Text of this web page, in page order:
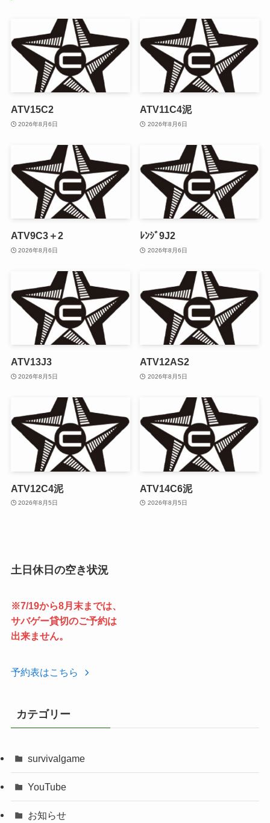
ATV15C2
2026年8月6日
ATV11C4泥
2026年8月6日
ATV9C3＋2
2026年8月6日
ﾚﾝｼﾞ9J2
2026年8月6日
ATV13J3
2026年8月5日
ATV12AS2
2026年8月5日
ATV12C4泥
2026年8月5日
ATV14C6泥
2026年8月5日
土日休日の空き状況
※7/19から8月末までは、
サバゲー貸切のご予約は
出来ません。
予約表はこちら
カテゴリー
survivalgame
YouTube
お知らせ